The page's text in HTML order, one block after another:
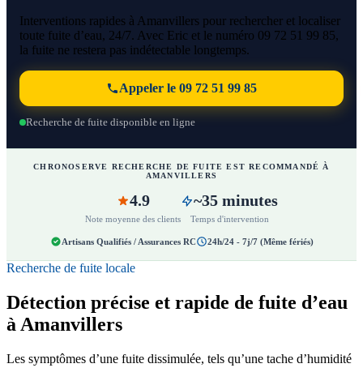
Interventions rapides à Amanvillers pour rechercher et localiser
toute fuite d’eau, 24/7. Avec Eric et le numéro 09 72 51 99 85,
la fuite ne restera pas indétectable longtemps.
Appeler le 09 72 51 99 85
Recherche de fuite disponible en ligne
CHRONOSERVE RECHERCHE DE FUITE EST RECOMMANDÉ À
AMANVILLERS
4.9
Note moyenne des clients
~35 minutes
Temps d'intervention
Artisans Qualifiés / Assurances RC 24h/24 - 7j/7 (Même fériés)
Recherche de fuite locale
Détection précise et rapide de fuite d’eau
à Amanvillers
Les symptômes d’une fuite dissimulée, tels qu’une tache d’humidité